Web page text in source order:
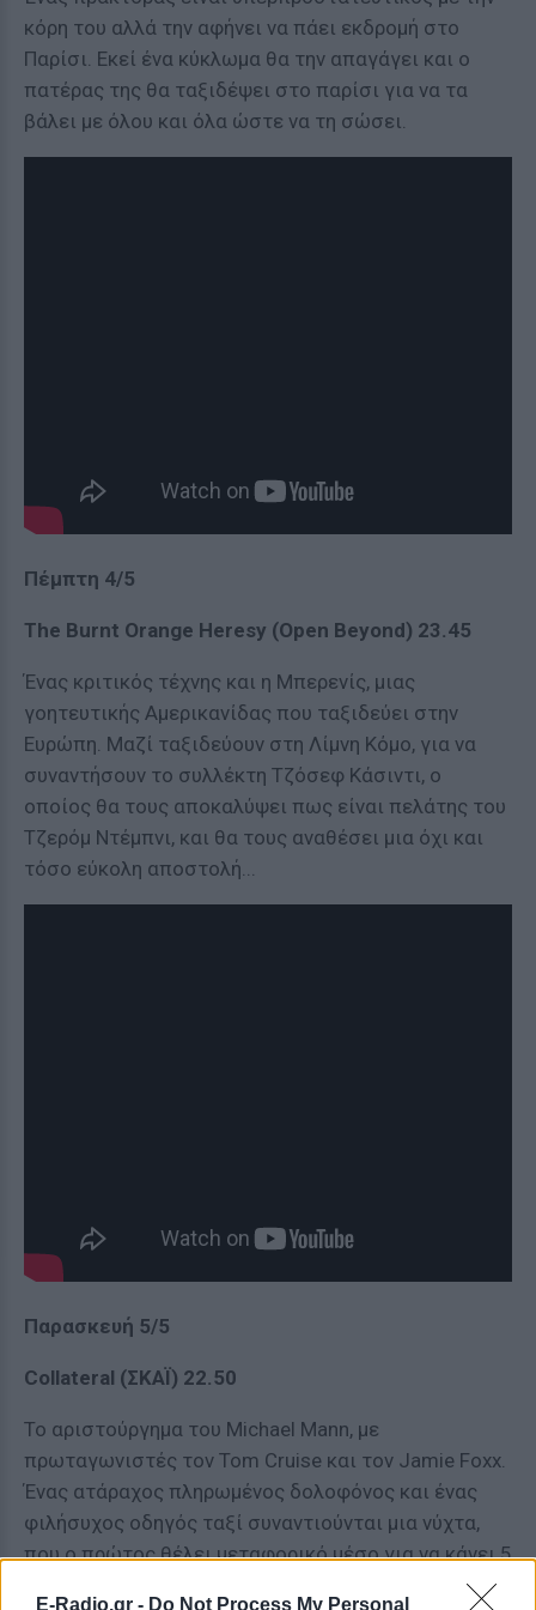
E-Radio.gr - Do Not Process My Personal
κόρη του αλλά την αφήνει να πάει εκδρομή στο
Παρίσι. Εκεί ένα κύκλωμα θα την απαγάγει και ο
πατέρας της θα ταξιδέψει στο παρίσι για να τα
βάλει με όλου και όλα ώστε να τη σώσει.
Πέμπτη 4/5
The Burnt Orange Heresy (Open Beyond) 23.45
Ένας κριτικός τέχνης και η Μπερενίς, μιας
γοητευτικής Αμερικανίδας που ταξιδεύει στην
Ευρώπη. Μαζί ταξιδεύουν στη Λίμνη Κόμο, για να
συναντήσουν το συλλέκτη Τζόσεφ Κάσιντι, ο
οποίος θα τους αποκαλύψει πως είναι πελάτης του
Τζερόμ Ντέμπνι, και θα τους αναθέσει μια όχι και
τόσο εύκολη αποστολή...
Παρασκευή 5/5
Collateral (ΣΚΑΪ) 22.50
Το αριστούργημα του Michael Mann, με
πρωταγωνιστές τον Tom Cruise και τον Jamie Foxx.
Ένας ατάραχος πληρωμένος δολοφόνος και ένας
φιλήσυχος οδηγός ταξί συναντιούνται μια νύχτα,
που ο πρώτος θέλει μεταφορικό μέσο για να κάνει 5
στάσεις και 5 εκτελέσεις. Μια επεισοδιακή νύχτα